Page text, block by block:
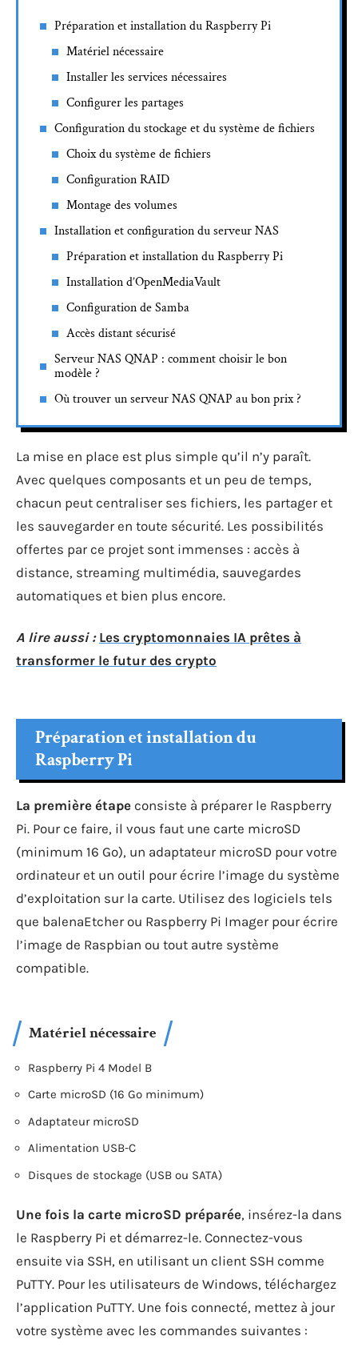
Préparation et installation du Raspberry Pi
Matériel nécessaire
Installer les services nécessaires
Configurer les partages
Configuration du stockage et du système de fichiers
Choix du système de fichiers
Configuration RAID
Montage des volumes
Installation et configuration du serveur NAS
Préparation et installation du Raspberry Pi
Installation d’OpenMediaVault
Configuration de Samba
Accès distant sécurisé
Serveur NAS QNAP : comment choisir le bon
modèle ?
Où trouver un serveur NAS QNAP au bon prix ?
La mise en place est plus simple qu’il n’y paraît.
Avec quelques composants et un peu de temps,
chacun peut centraliser ses fichiers, les partager et
les sauvegarder en toute sécurité. Les possibilités
offertes par ce projet sont immenses : accès à
distance, streaming multimédia, sauvegardes
automatiques et bien plus encore.
A lire aussi : Les cryptomonnaies IA prêtes à
transformer le futur des crypto
Préparation et installation du
Raspberry Pi
La première étape consiste à préparer le Raspberry
Pi. Pour ce faire, il vous faut une carte microSD
(minimum 16 Go), un adaptateur microSD pour votre
ordinateur et un outil pour écrire l’image du système
d’exploitation sur la carte. Utilisez des logiciels tels
que balenaEtcher ou Raspberry Pi Imager pour écrire
l’image de Raspbian ou tout autre système
compatible.
Matériel nécessaire
Raspberry Pi 4 Model B
Carte microSD (16 Go minimum)
Adaptateur microSD
Alimentation USB-C
Disques de stockage (USB ou SATA)
Une fois la carte microSD préparée, insérez-la dans
le Raspberry Pi et démarrez-le. Connectez-vous
ensuite via SSH, en utilisant un client SSH comme
PuTTY. Pour les utilisateurs de Windows, téléchargez
l’application PuTTY. Une fois connecté, mettez à jour
votre système avec les commandes suivantes :